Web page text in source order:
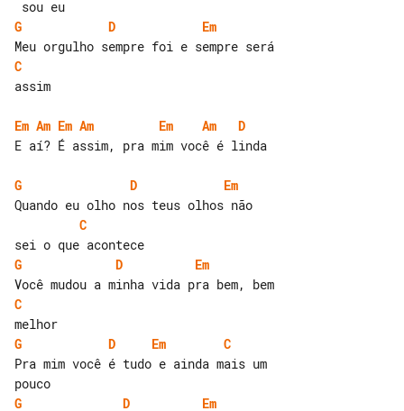
G
D
Em
C
assim
Em Am Em Am Em Am
D
E aí? É assim, pra mim você é linda
G D
Em
C
G
D
Em
C
G
D Em
C
Pra mim você é tudo e ainda mais um
G
D
Em